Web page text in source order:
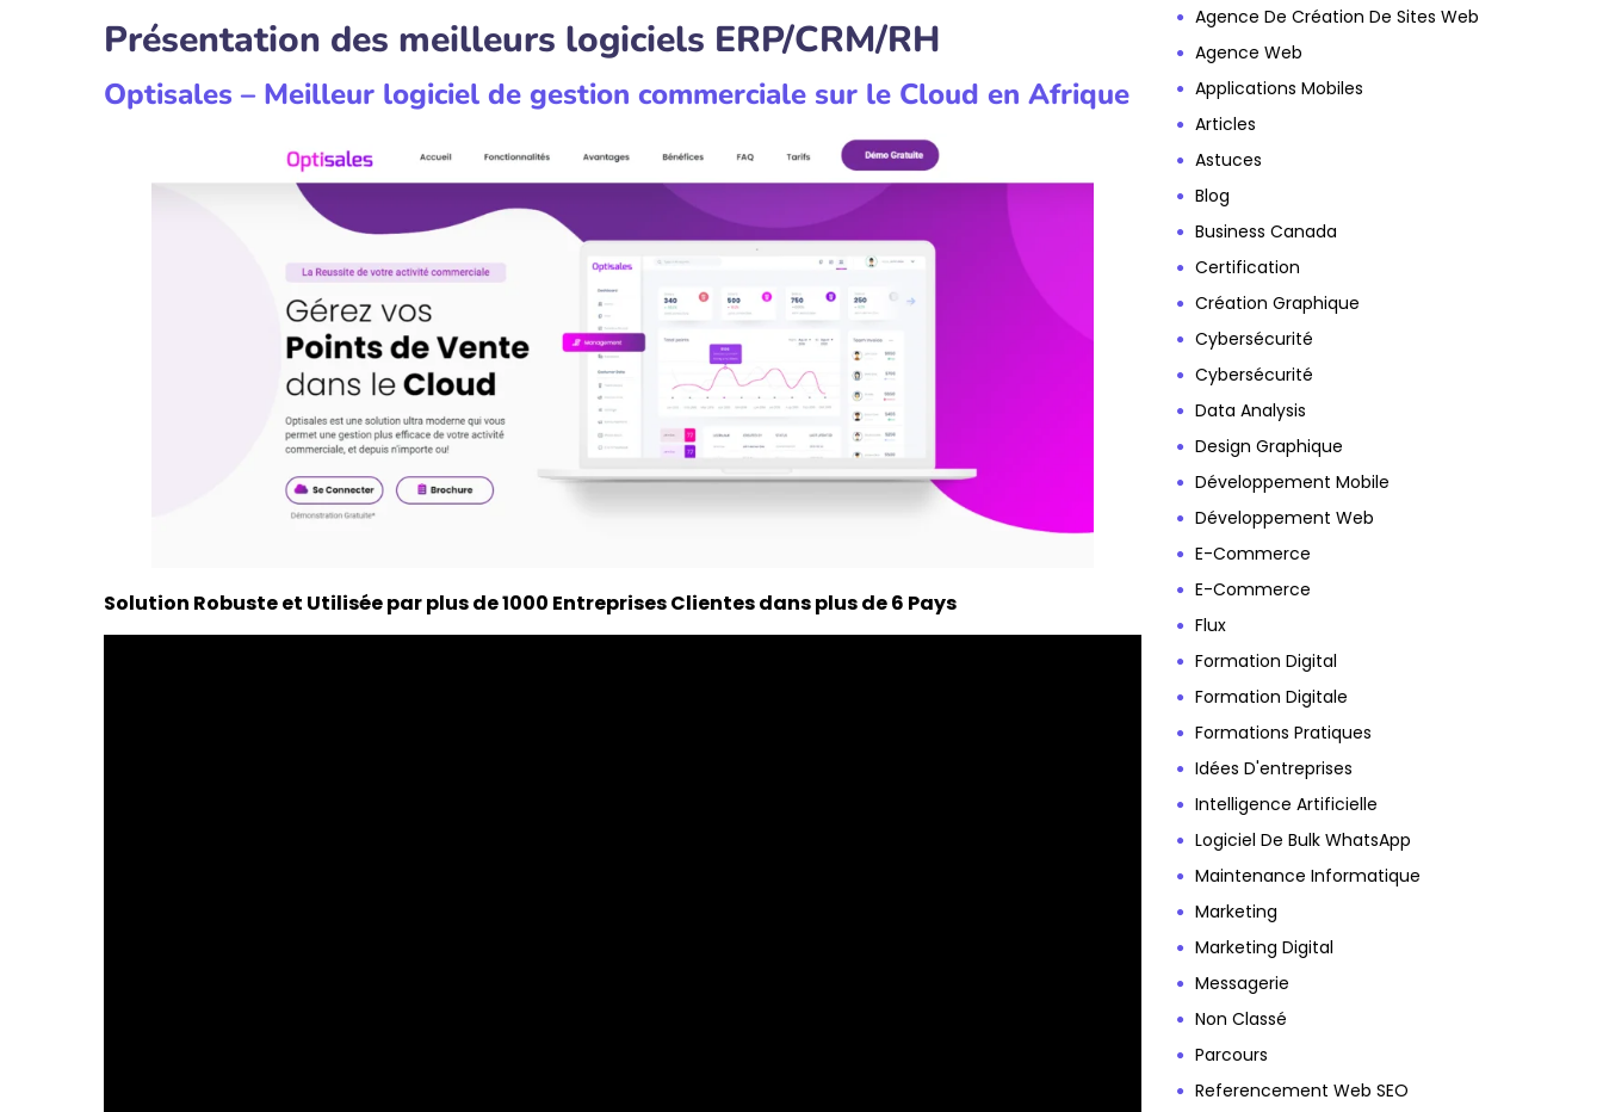
Présentation des meilleurs logiciels ERP/CRM/RH
Optisales – Meilleur logiciel de gestion commerciale sur le Cloud en Afrique
Solution Robuste et Utilisée par plus de 1000 Entreprises Clientes dans plus de 6 Pays
Agence De Création De Sites Web
Agence Web
Applications Mobiles
Articles
Astuces
Blog
Business Canada
Certification
Création Graphique
Cybersécurité
Cybersécurité
Data Analysis
Design Graphique
Développement Mobile
Développement Web
E-Commerce
E-Commerce
Flux
Formation Digital
Formation Digitale
Formations Pratiques
Idées D'entreprises
Intelligence Artificielle
Logiciel De Bulk WhatsApp
Maintenance Informatique
Marketing
Marketing Digital
Messagerie
Non Classé
Parcours
Referencement Web SEO